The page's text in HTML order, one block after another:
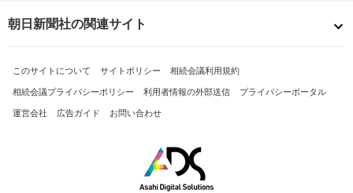
朝日新聞社の関連サイト
このサイトについて サイトポリシー 相続会議利用規約
相続会議プライバシーポリシー 利用者情報の外部送信 プライバシーポータル
運営会社 広告ガイド お問い合わせ